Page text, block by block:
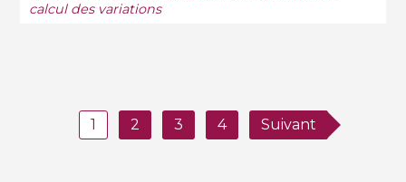
calcul des variations
1 2 3 4 Suivant